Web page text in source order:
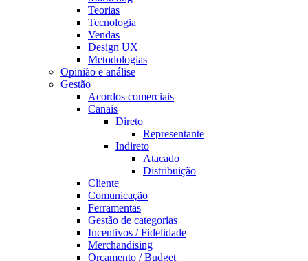
Teorias
Tecnologia
Vendas
Design UX
Metodologias
Opinião e análise
Gestão
Acordos comerciais
Canais
Direto
Representante
Indireto
Atacado
Distribuição
Cliente
Comunicação
Ferramentas
Gestão de categorias
Incentivos / Fidelidade
Merchandising
Orçamento / Budget